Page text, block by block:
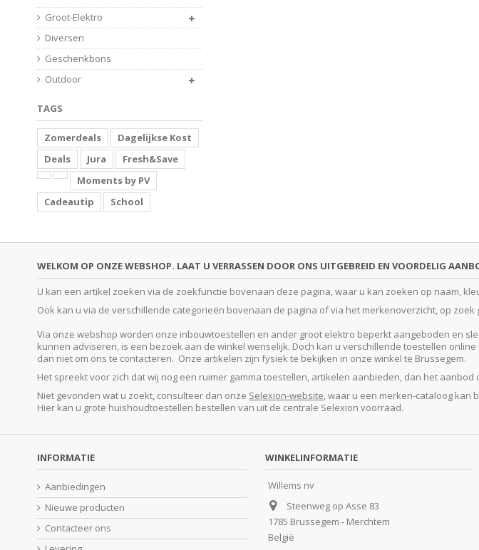
Groot-Elektro
Diversen
Geschenkbons
Outdoor
TAGS
Zomerdeals
Dagelijkse Kost
Deals
Jura
Fresh&Save
Moments by PV
Cadeautip
School
WELKOM OP ONZE WEBSHOP. LAAT U VERRASSEN DOOR ONS UITGEBREID EN VOORDELIG
U kan een artikel zoeken via de zoekfunctie bovenaan deze pagina, waar u kan zoeken op naam,
Ook kan u via de verschillende categorieën bovenaan de pagina of via het merkenoverzicht, op
Via onze webshop worden onze inbouwtoestellen en ander groot elektro beperkt aangeboden en
kunnen adviseren, is een bezoek aan de winkel wenselijk. Doch kan u verschillende toestellen
dan niet om ons te contacteren. Onze artikelen zijn fysiek te bekijken in onze winkel te Brussegem.
Het spreekt voor zich dat wij nog een ruimer gamma toestellen, artikelen aanbieden, dan het aanbod
Niet gevonden wat u zoekt, consulteer dan onze Selexion-website, waar u een merken-cataloog kan
Hier kan u grote huishoudtoestellen bestellen van uit de centrale Selexion voorraad.
INFORMATIE
Aanbiedingen
Nieuwe producten
Contacteer ons
WINKELINFORMATIE
Willems nv
Steenweg op Asse 83
1785 Brussegem - Merchtem
België